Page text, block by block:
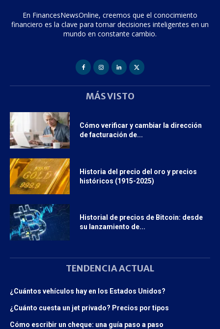
En FinancesNewsOnline, creemos que el conocimiento
financiero es la clave para tomar decisiones inteligentes en un
mundo en constante cambio.
MÁS VISTO
Cómo verificar y cambiar la dirección
de facturación de...
Historia del precio del oro y precios
históricos (1915-2025)
Historial de precios de Bitcoin: desde
su lanzamiento de...
TENDENCIA ACTUAL
¿Cuántos vehículos hay en los Estados Unidos?
¿Cuánto cuesta un jet privado? Precios por tipos
Cómo escribir un cheque: una guía paso a paso